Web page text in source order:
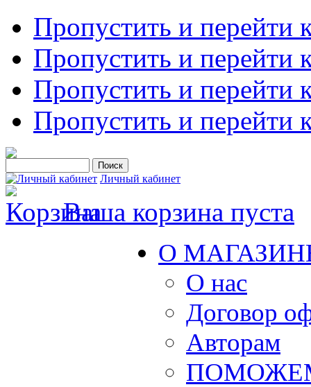
Пропустить и перейти
Пропустить и перейти
Пропустить и перейти
Пропустить и перейти
Личный кабинет
Ваша корзина пуста
О
О нас
Договор
Авторам